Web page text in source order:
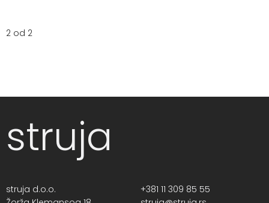
2 od 2
struja
struja d.o.o.
+381 11 309 85 55